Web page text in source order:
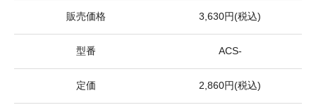
販売価格 3,630円(税込)
型番 ACS-
定価 2,860円(税込)